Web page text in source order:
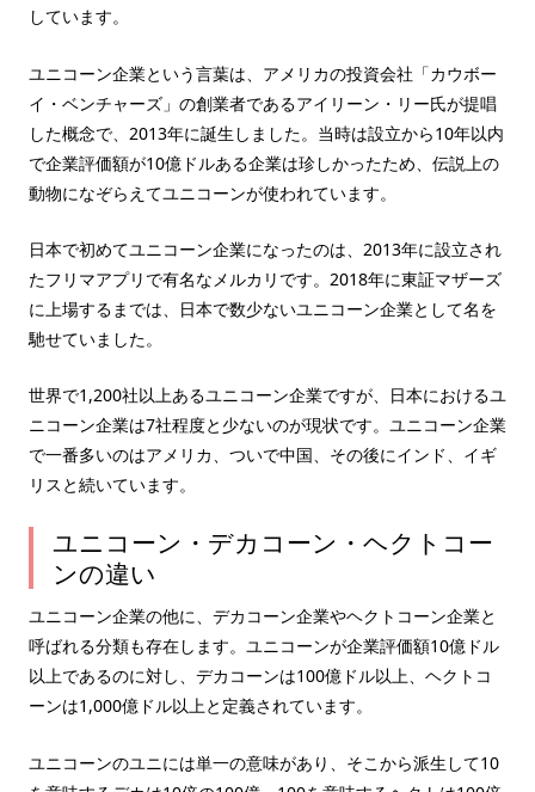
しています。
ユニコーン企業という言葉は、アメリカの投資会社「カウボー
イ・ベンチャーズ」の創業者であるアイリーン・リー氏が提唱
した概念で、2013年に誕生しました。当時は設立から10年以内
で企業評価額が10億ドルある企業は珍しかったため、伝説上の
動物になぞらえてユニコーンが使われています。
日本で初めてユニコーン企業になったのは、2013年に設立され
たフリマアプリで有名なメルカリです。2018年に東証マザーズ
に上場するまでは、日本で数少ないユニコーン企業として名を
馳せていました。
世界で1,200社以上あるユニコーン企業ですが、日本におけるユ
ニコーン企業は7社程度と少ないのが現状です。ユニコーン企業
で一番多いのはアメリカ、ついで中国、その後にインド、イギ
リスと続いています。
ユニコーン・デカコーン・ヘクトコー
ンの違い
ユニコーン企業の他に、デカコーン企業やヘクトコーン企業と
呼ばれる分類も存在します。ユニコーンが企業評価額10億ドル
以上であるのに対し、デカコーンは100億ドル以上、ヘクトコ
ーンは1,000億ドル以上と定義されています。
ユニコーンのユニには単一の意味があり、そこから派生して10